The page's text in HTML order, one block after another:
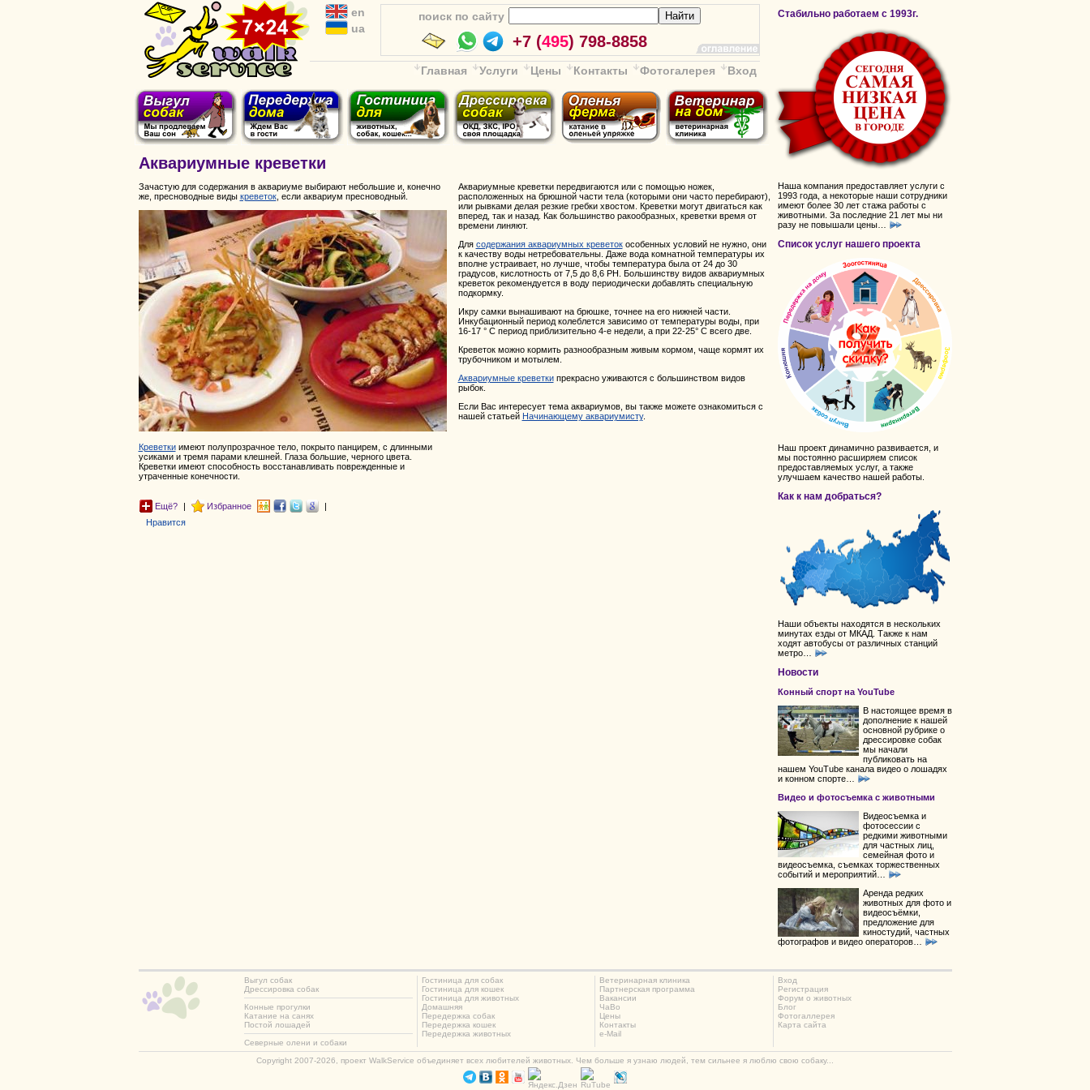
en
ua
поиск по сайту
+7 (495) 798-8858
Главная Услуги Цены Контакты Фотогалерея Вход
Аквариумные креветки
Зачастую для содержания в аквариуме выбирают небольшие и, конечно
же, пресноводные виды креветок, если аквариум пресноводный.
Креветкиимеют полупрозрачное тело, покрыто панцирем, с длинными
усиками и тремя парами клешней. Глаза большие, черного цвета.
Креветки имеют способность восстанавливать поврежденные и
утраченные конечности.
Ещё? | Избранное
|
Нравится
Аквариумные креветки передвигаются или с помощью ножек,
расположенных на брюшной части тела (которыми они часто перебирают),
или рывками делая резкие гребки хвостом. Креветки могут двигаться как
вперед, так и назад. Как большинство ракообразных, креветки время от
времени линяют.
Для содержания аквариумных креветокособенных условий не нужно, они
к качеству воды нетребовательны. Даже вода комнатной температуры их
вполне устраивает, но лучше, чтобы температура была от 24 до 30
градусов, кислотность от 7,5 до 8,6 РН. Большинству видов аквариумных
креветок рекомендуется в воду периодически добавлять специальную
подкормку.
Икру самки вынашивают на брюшке, точнее на его нижней части.
Инкубационный период колеблется зависимо от температуры воды, при
16-17 ° С период приблизительно 4-е недели, а при 22-25° С всего две.
Креветок можно кормить разнообразным живым кормом, чаще кормят их
трубочником и мотылем.
Аквариумные креветкипрекрасно уживаются с большинством видов
рыбок.
Если Вас интересует тема аквариумов, вы также можете ознакомиться с
нашей статьей Начинающему аквариумисту.
Стабильно работаем с 1993г.
Наша компания предоставляет услуги с
1993 года, а некоторые наши сотрудники
имеют более 30 лет стажа работы с
животными. За последние 21 лет мы ни
разу не повышали цены…
Список услуг нашего проекта
Наш проект динамично развивается, и
мы постоянно расширяем список
предоставляемых услуг, а также
улучшаем качество нашей работы.
Как к нам добраться?
Наши объекты находятся в нескольких
минутах езды от МКАД. Также к нам
ходят автобусы от различных станций
метро…
Новости
Конный спорт на YouTube
В настоящее время в
дополнение к нашей
основной рубрике о
дрессировке собак
мы начали
публиковать на
нашем YouTube канала видео о лошадях
и конном спорте…
Видео и фотосъемка с животными
Видеосъемка и
фотосессии с
редкими животными
для частных лиц,
семейная фото и
видеосъемка, съемках торжественных
событий и мероприятий…
Аренда редких
животных для фото и
видеосъёмки,
предложение для
киностудий, частных
фотографов и видео операторов…
Выгул собак
Дрессировка собак
Конные прогулки
Катание на санях
Постой лошадей
Северные олени и собаки
Гостиница для собак
Гостиница для кошек
Гостиница для животных
Домашняя
Передержка собак
Передержка кошек
Передержка животных
Ветеринарная клиника
Партнерская программа
Вакансии
ЧаВо
Цены
Контакты
e-Mail
Вход
Регистрация
Форум о животных
Блог
Фотогаллерея
Карта сайта
Copyright 2007-2026, проект WalkService объединяет всех любителей животных. Чем больше я узнаю людей, тем сильнее я люблю свою собаку...